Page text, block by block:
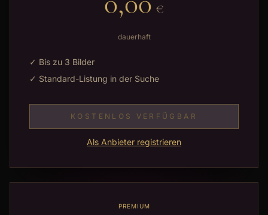
€
dauerhaft
✓ Bis zu 3 Bilder
✓ Standard-Listung in der Suche
KOSTENLOS VERFÜGBAR
Als Anbieter registrieren
PREMIUM